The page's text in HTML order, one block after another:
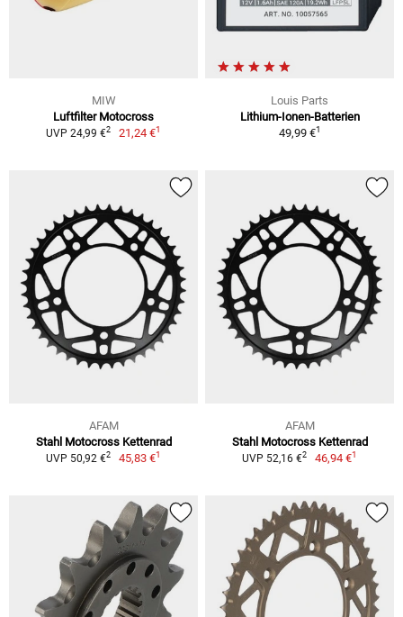
MIW
Luftfilter Motocross
UVP 24,99 €2 21,24 €1
Louis Parts
Lithium-Ionen-Batterien
49,99 €1
AFAM
Stahl Motocross Kettenrad
UVP 50,92 €2 45,83 €1
AFAM
Stahl Motocross Kettenrad
UVP 52,16 €2 46,94 €1